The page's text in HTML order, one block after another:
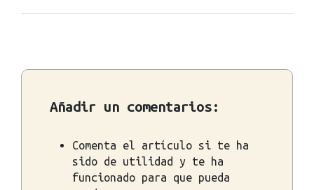
Añadir un comentarios:
Comenta el artículo si te ha
sido de utilidad y te ha
funcionado para que pueda